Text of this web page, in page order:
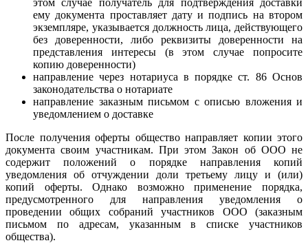
этом случае получатель для подтверждения доставки
ему документа проставляет дату и подпись на втором
экземпляре, указывается должность лица, действующего
без доверенности, либо реквизиты доверенности на
представления интересы (в этом случае попросите
копию доверенности)
направление через нотариуса в порядке ст. 86 Основ
законодательства о нотариате
направление заказным письмом с описью вложения и
уведомлением о доставке
После получения оферты общество направляет копии этого
документа своим участникам. При этом Закон об ООО не
содержит положений о порядке направления копий
уведомления об отчуждении доли третьему лицу и (или)
копий оферты. Однако возможно применение порядка,
предусмотренного для направления уведомления о
проведении общих собраний участников ООО (заказным
письмом по адресам, указанным в списке участников
общества).